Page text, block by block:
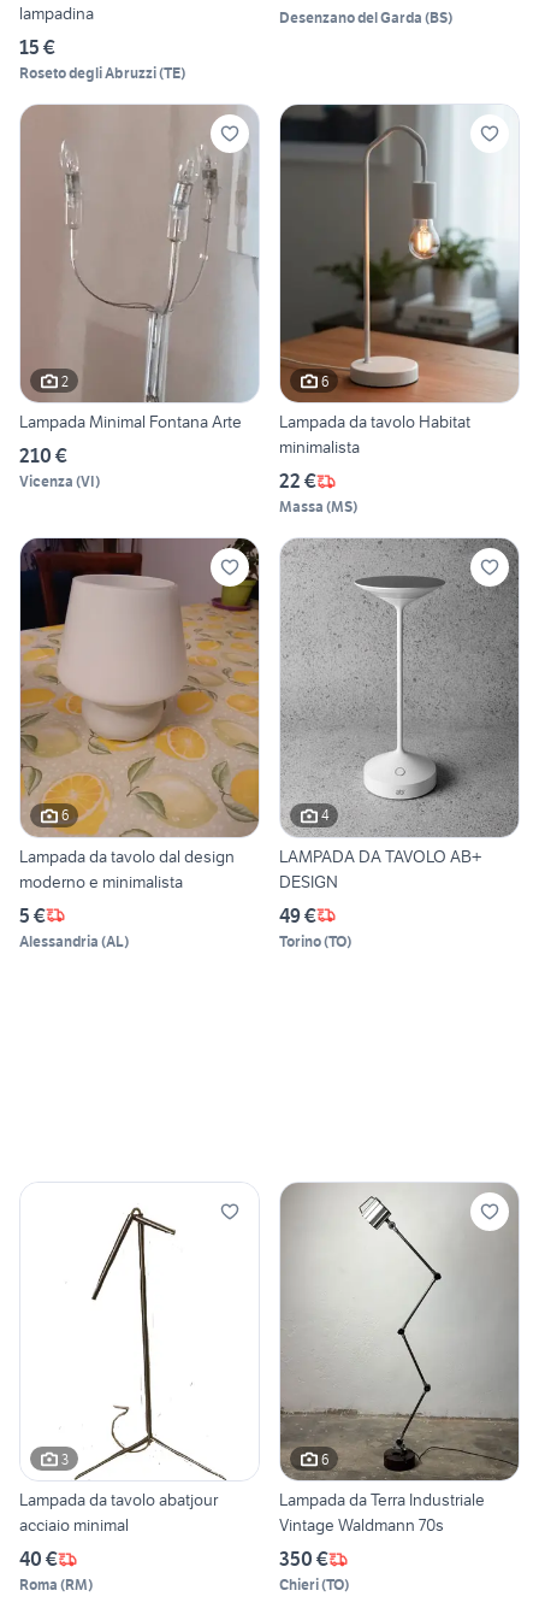
lampadina
15 €
Roseto degli Abruzzi(TE)
Desenzano del Garda (BS)
2
Lampada Minimal Fontana Arte
210 €
Vicenza (VI)
6
Lampada da tavolo Habitat
minimalista
22 €
Massa (MS)
6
Lampada da tavolo dal design
moderno e minimalista
5 €
Alessandria (AL)
4
LAMPADA DA TAVOLO AB+
DESIGN
49 €
Torino(TO)
3
Lampada da tavolo abatjour
acciaio minimal
40 €
Roma (RM)
6
Lampada da Terra Industriale
Vintage Waldmann 70s
350 €
Chieri(TO)